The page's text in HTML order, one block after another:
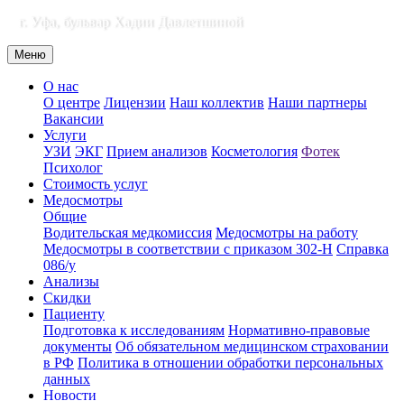
г. Уфа, бульвар Хадии Давлетшиной
Меню
О нас
О центре Лицензии Наш коллектив Наши партнеры
Вакансии
Услуги
УЗИ ЭКГ Прием анализов Косметология Фотек
Психолог
Стоимость услуг
Медосмотры
Общие
Водительская медкомиссия Медосмотры на работу
Медосмотры в соответствии с приказом 302-Н Справка
086/у
Анализы
Скидки
Пациенту
Подготовка к исследованиям Нормативно-правовые
документы Об обязательном медицинском страховании
в РФ Политика в отношении обработки персональных
данных
Новости